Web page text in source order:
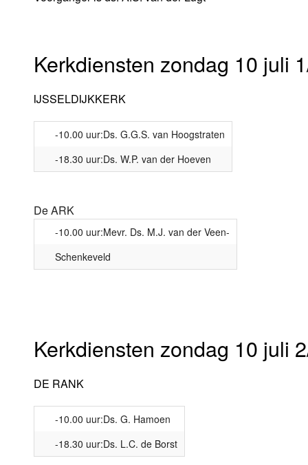
Kerkdiensten zondag 10 juli
IJSSELDIJKKERK
-10.00 uur:Ds. G.G.S. van Hoogstraten
-18.30 uur:Ds. W.P. van der Hoeven
De ARK
-10.00 uur:Mevr. Ds. M.J. van der Veen-
Schenkeveld
Kerkdiensten zondag 10 juli
DE RANK
-10.00 uur:Ds. G. Hamoen
-18.30 uur:Ds. L.C. de Borst